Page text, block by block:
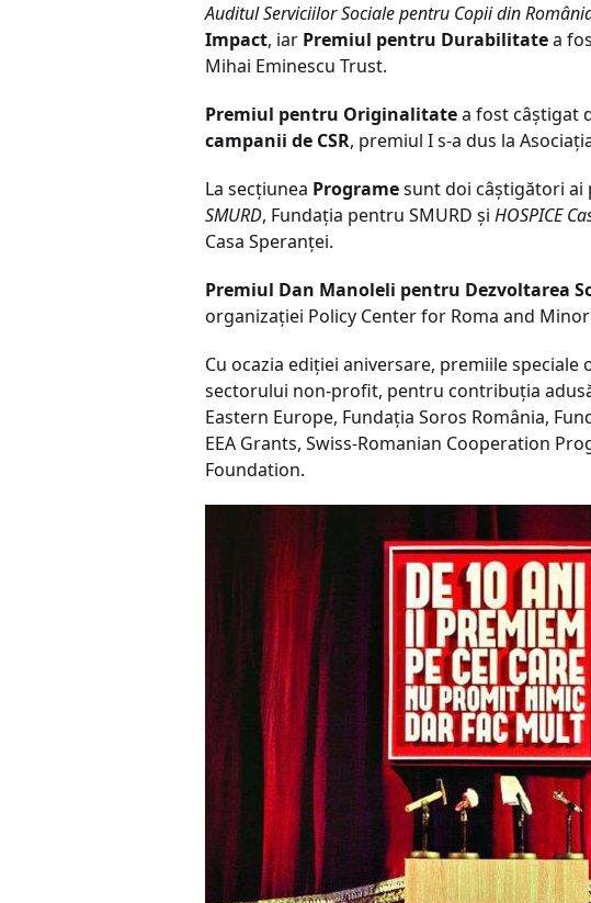
Auditul Serviciilor Sociale pentru Copii din
Impact, iar Premiul pentru Durabilitatea
Mihai Eminescu Trust.
Premiul pentru Originalitatea fost câştigat
campanii de CSR, premiul I s-a dus la
La secţiunea Programesunt doi câştigători ai
SMURD, Fundaţia pentru SMURD şi HOSPICE
Casa Speranţei.
Premiul Dan Manoleli pentru Dezvoltarea
organizaţiei Policy Center for Roma and
Cu ocazia ediţiei aniversare, premiile
sectorului non-profit, pentru contribuţia adusă
Eastern Europe, Fundaţia Soros România,
EEA Grants, Swiss-Romanian Cooperation
Foundation.